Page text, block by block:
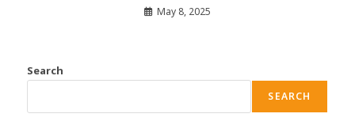
May 8, 2025
Search
SEARCH